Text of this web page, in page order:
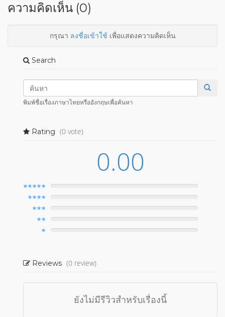
ความคิดเห็น (0)
กรุณา ลงชื่อเข้าใช้เพื่อแสดงความคิดเห็น
Search
พิมพ์ชื่อเรื่องภาษาไทยหรืออังกฤษเพื่อค้นหา
Rating (0 vote)
0.00
Reviews (0 review)
ยังไม่มีรีวิวสำหรับเรื่องนี้